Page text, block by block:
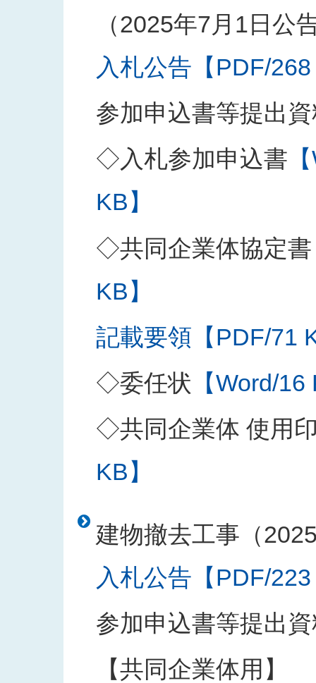
（2025年7月1日公
入札公告【PDF/
参加申込書等提出
◇入札参加申込書
KB】
◇共同企業体協定書
KB】
記載要領【PDF/71
◇委任状 【Word/
◇共同企業体 使用
KB】
建物撤去工事（
入札公告【PDF/
参加申込書等提出
【共同企業体用】